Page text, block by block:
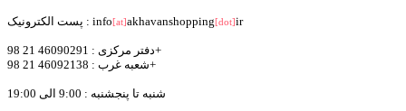
پست الکترونیک : info[at]akhavanshopping[dot]ir
دفتر مرکزی : 46090291 21 98+
شعبه غرب : 46092138 21 98+
شنبه تا پنجشنبه : 9:00 الی 19:00